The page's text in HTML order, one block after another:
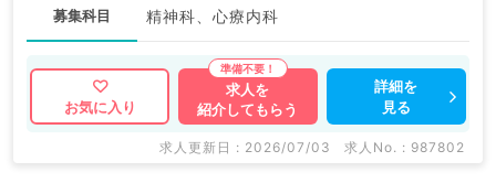
募集科目 精神科、心療内科
お気に入り
求人を
紹介してもらう
詳細を
見る
求人更新日 : 2026/07/03 求人No. : 987802